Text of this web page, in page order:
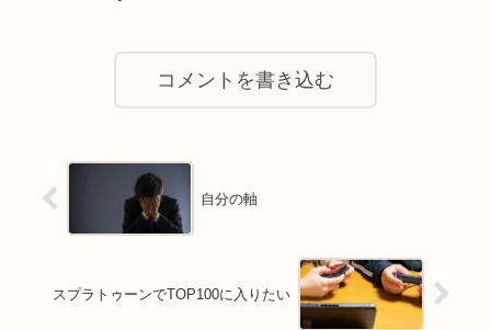
コメントを書き込む
自分の軸
スプラトゥーンでTOP100に入りたい